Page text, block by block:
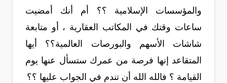
والمؤسسات الإسلامية ؟؟ أم أنك أمضيت
ساعات وقتك في المكاتب العقارية ، أو متابعة
شاشات الأسهم والبورصات العالمية؟؟ أيها
المتقاعد إنها فرصة من عمرك ستسأل عنها يوم
القيامة ؟ فالله الله أن تندم في الجواب عليها ؟؟